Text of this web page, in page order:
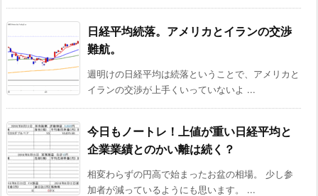
日経平均続落。アメリカとイランの交渉
難航。
週明けの日経平均は続落ということで、アメリカと
イランの交渉が上手くいっていないよ ...
今日もノートレ！上値が重い日経平均と
企業業績とのかい離は続く？
相変わらずの円高で始まったお盆の相場。 少し参
加者が減っているようにも思います。 ...